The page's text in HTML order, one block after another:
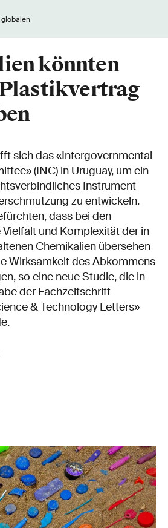
könnten
sich das «Intergovernmental
(INC) in Uruguay, um ein
Instrument
zu entwickeln.
dass bei den
und Komplexität der in
Chemikalien übersehen
Wirksamkeit des Abkommens
so eine neue Studie, die in
der Fachzeitschrift
& Technology Letters»